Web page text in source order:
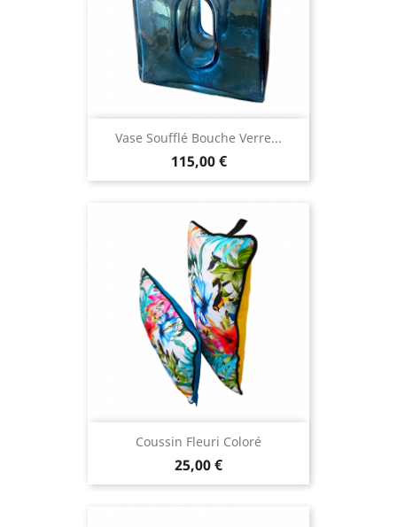
Vase Soufflé Bouche Verre...
115,00 €
Coussin Fleuri Coloré
25,00 €